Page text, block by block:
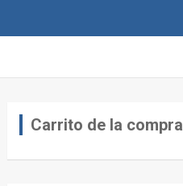
Carrito de la compra